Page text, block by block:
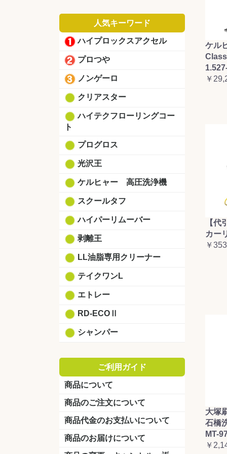
人気キーワード
ハイプロックスアクセル
プロつや
ノンゲーロ
クリアスター
ハイテクフローリングコー
ト
プログロス
光沢王
ケルヒャー 高圧洗浄機
スクールタフ
ハイパーリムーバー
剥離王
LL油脂専用クリーナー
テイクワンL
エトレー
RD-ECOⅡ
シャンパー
ご利用ガイド
商品について
商品のご注文について
商品代金のお支払いについて
商品のお届けについて
ケル
￥
【
カー
￥
大塚
石橋
MT-
￥